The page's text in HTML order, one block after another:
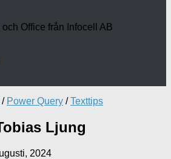
Office från Infocell AB
/ Power Query / Texttips
Ljung
2024